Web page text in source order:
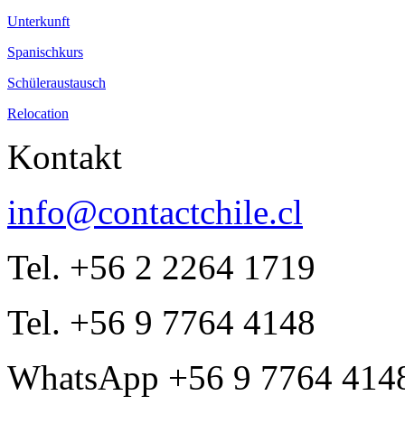
Unterkunft
Spanischkurs
Schüleraustausch
Relocation
Kontakt
info@contactchile.cl
Tel. +56 2 2264 1719
Tel. +56 9 7764 4148
WhatsApp +56 9 7764